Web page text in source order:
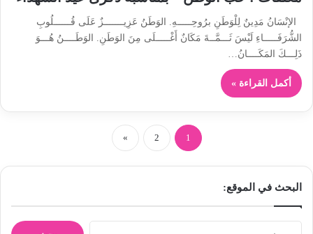
الإنْسَانُ مَدِينٌ لِلْوَطَنِ برُوحِـــــهِ. الوَطَنُ عَزِيـــــــزٌ عَلَى قُــــــلُوبِ
الشُّرَفَـــــاءِ لَيْسَ ثَـــمَّــةَ مَكَانٌ أَغْـــــلَى مِنَ الوَطَنِ. الوَطَــــنُ هُـــوَ
ذَلِـــكَ المَكَــــانُ…
أكمل القراءة »
1
2
»
البحث في الموقع: